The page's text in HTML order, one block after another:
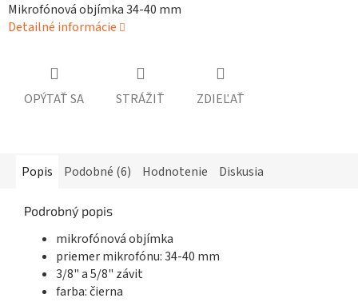
Mikrofónová objímka 34-40 mm
Detailné informácie
OPÝTAŤ SA STRÁŽIŤ ZDIEĽAŤ
Popis Podobné (6) Hodnotenie Diskusia
Podrobný popis
mikrofónová objímka
priemer mikrofónu:34-40 mm
3/8" a 5/8" závit
farba: čierna